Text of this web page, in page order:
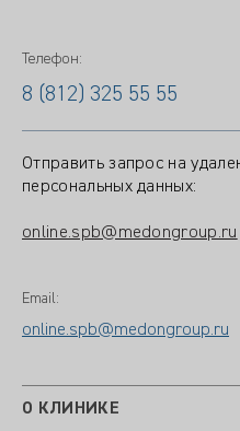
Телефон:
8 (812) 325 55 55
Отправить запрос на
персональных данных:
online.spb@medongroup.ru
Email:
online.spb@medongroup.ru
О КЛИНИКЕ